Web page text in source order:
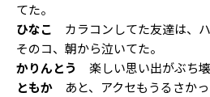
てた。
ひなこ カラコンしてた友達は、
そのコ、朝から泣いてた。
かりんとう
楽しい思い出がぶち
ともか あと、アクセもうるさか